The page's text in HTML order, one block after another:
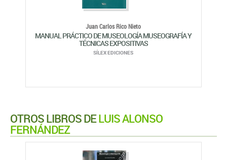
Juan Carlos Rico Nieto
MANUAL PRÁCTICO DE MUSEOLOGÍA MUSEOGRAFÍA Y
TÉCNICAS EXPOSITIVAS
SÍLEX EDICIONES
OTROS LIBROS DELUIS ALONSO
FERNÁNDEZ